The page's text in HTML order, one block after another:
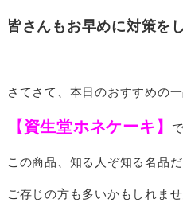
皆さんもお早めに対策を
さてさて、本日のおすすめの一
【資生堂ホネケーキ】
この商品、知る人ぞ知る名品
ご存じの方も多いかもしれま